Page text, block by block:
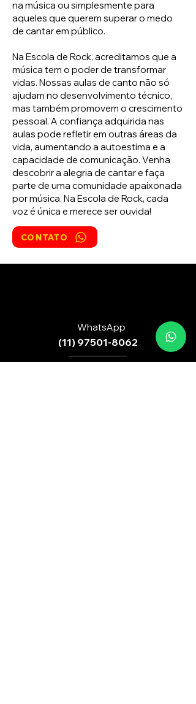
na música ou simplesmente para
aqueles que querem superar o medo
de cantar em público.
Na Escola de Rock, acreditamos que a
música tem o poder de transformar
vidas. Nossas aulas de canto não só
ajudam no desenvolvimento técnico,
mas também promovem o crescimento
pessoal. A confiança adquirida nas
aulas pode refletir em outras áreas da
vida, aumentando a autoestima e a
capacidade de comunicação. Venha
descobrir a alegria de cantar e faça
parte de uma comunidade apaixonada
por música. Na Escola de Rock, cada
voz é única e merece ser ouvida!
CONTATO
WhatsApp
(11) 97501-8062